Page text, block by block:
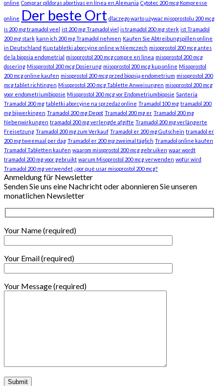
online Comprar píldoras abortivas en línea en Alemania Cytotec 200 mcg Kompresse
online Der beste Ort dlaczego warto używać misoprostolu 200 mcg
is 200 mg tramadol veel ist 200 mg Tramadol viel is tramadol 200 mg sterk ist Tramadol
200 mg stark kann ich 200 mg Tramadol nehmen Kaufen Sie Abtreibungspillen online
in Deutschland Kup tabletki aborcyjne online w Niemczech misoprostol 200 mcg antes
de la biopsia endometrial misoprostol 200 mcg compre en línea misoprostol 200 mcg
dosering Misoprostol 200 mcg Dosierung misoprostol 200 mcg kup online Misoprostol
200 mcg online kaufen misoprostol 200 mcg przed biopsją endometrium misoprostol 200
mcg tablet richtingen Misoprostol 200 mcg Tablette Anweisungen misoprostol 200 mcg
voor endometriumbiopsie Misoprostol 200 mcg vor Endometriumbiopsie Santeria
Tramadol 200 mg tabletki aborcyjne na sprzedaż online Tramadol 100 mg tramadol 200
mg bijwerkingen Tramadol 200 mg Depot Tramadol 200 mg er Tramadol 200 mg
Nebenwirkungen tramadol 200 mg verlengde afgifte Tramadol 200 mg verlängerte
Freisetzung Tramadol 200 mg zum Verkauf Tramadol er 200 mg Gutschein tramadol er
200 mg tweemaal per dag Tramadol er 200 mg zweimal täglich Tramadol online kaufen
Tramadol Tabletten kaufen waarom misoprostol 200 mcg gebruiken waar wordt
tramadol 200 mg voor gebruikt warum Misoprostol 200 mcg verwenden wofür wird
Tramadol 200 mg verwendet ¿por qué usar misoprostol 200 mcg?
Anmeldung für Newsletter
Senden Sie uns eine Nachricht oder abonnieren Sie unseren
monatlichen Newsletter
Your Name (required)
Your Email (required)
Your Message (required)